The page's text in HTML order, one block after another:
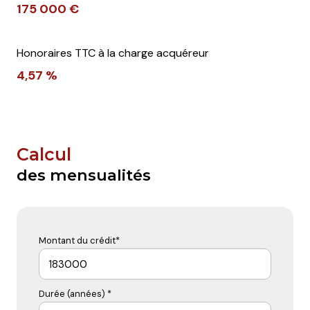
175 000 €
Honoraires TTC à la charge acquéreur
4,57 %
Calcul
des mensualités
Montant du crédit*
Durée (années) *